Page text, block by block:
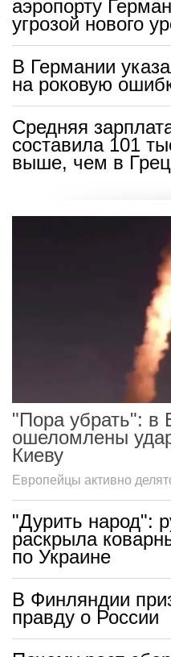
аэропорту
угрозой нового
В Германии
на роковую
Средняя
составила 101
выше, чем в
"Пора убрать": в
ошеломлены
Киеву
Европейцы активно
"Дурить народ":
раскрыла
по Украине
В Финляндии
правду о России